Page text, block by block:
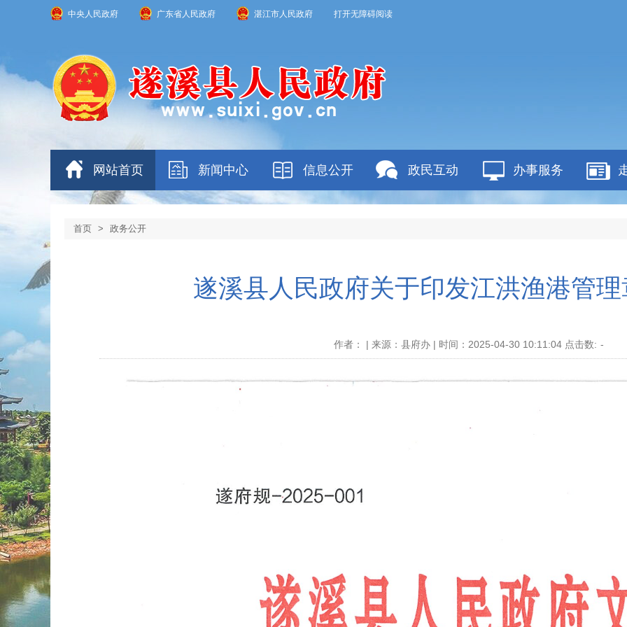
中央人民政府 广东省人民政府 湛江市人民政府 打开无障碍阅读
网站首页 新闻中心 信息公开 政民互动 办事服务
首页 > 政务公开
遂溪县人民政府关于印发江洪渔港管
作者： | 来源：县府办 | 时间：2025-04-30 10:11:04 点击数: -